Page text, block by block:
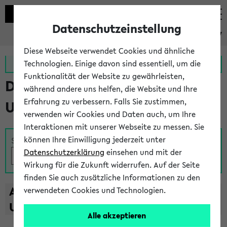
eKVV
Zur MeineUni App Zum MeineUni Portal
Das Lehrangebot der
Universität Bielefeld
Suche
A B C D E F G H I J K L M N O
U
V W X Y
Z
Datenschutzeinstellung
Diese Webseite verwendet Cookies und ähnliche
Technologien. Einige davon sind essentiell, um die
Funktionalität der Website zu gewährleisten,
während andere uns helfen, die Website und Ihre
Erfahrung zu verbessern. Falls Sie zustimmen,
verwenden wir Cookies und Daten auch, um Ihre
Interaktionen mit unserer Webseite zu messen. Sie
können Ihre Einwilligung jederzeit unter
Datenschutzerklärung einsehen und mit der
Wirkung für die Zukunft widerrufen. Auf der Seite
finden Sie auch zusätzliche Informationen zu den
verwendeten Cookies und Technologien.
Alle akzeptieren